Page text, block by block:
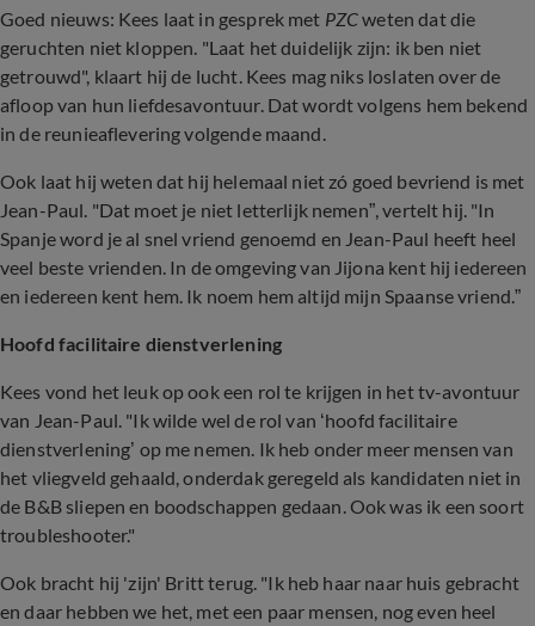
Goed nieuws: Kees laat in gesprek met PZCweten dat die
geruchten niet kloppen. "Laat het duidelijk zijn: ik ben niet
getrouwd", klaart hij de lucht. Kees mag niks loslaten over de
afloop van hun liefdesavontuur. Dat wordt volgens hem bekend
in de reunieaflevering volgende maand.
Ook laat hij weten dat hij helemaal niet zó goed bevriend is met
Jean-Paul. "Dat moet je niet letterlijk nemen”, vertelt hij. "In
Spanje word je al snel vriend genoemd en Jean-Paul heeft heel
veel beste vrienden. In de omgeving van Jijona kent hij iedereen
en iedereen kent hem. Ik noem hem altijd mijn Spaanse vriend.”
Hoofd facilitaire dienstverlening
Kees vond het leuk op ook een rol te krijgen in het tv-avontuur
van Jean-Paul. "Ik wilde wel de rol van ‘hoofd facilitaire
dienstverlening’ op me nemen. Ik heb onder meer mensen van
het vliegveld gehaald, onderdak geregeld als kandidaten niet in
de B&B sliepen en boodschappen gedaan. Ook was ik een soort
troubleshooter."
Ook bracht hij 'zijn' Britt terug. "Ik heb haar naar huis gebracht
en daar hebben we het, met een paar mensen, nog even heel